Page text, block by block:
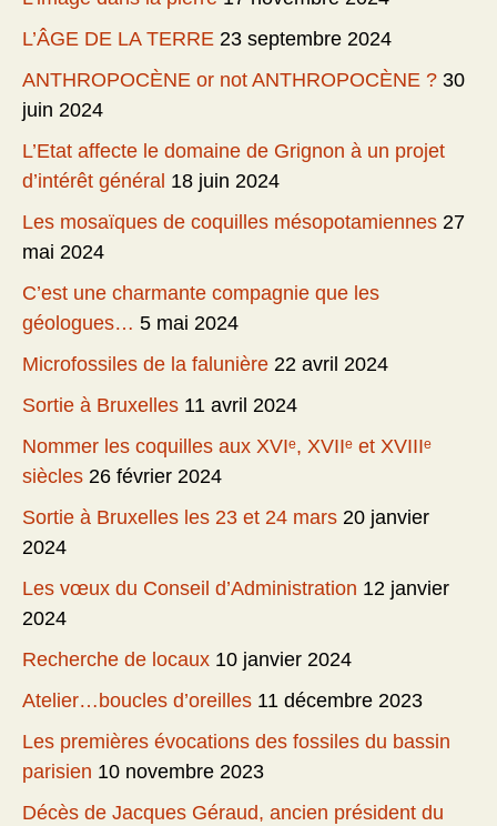
L’ÂGE DE LA TERRE 23 septembre 2024
ANTHROPOCÈNE or not ANTHROPOCÈNE ? 30
juin 2024
L’Etat affecte le domaine de Grignon à un projet
d’intérêt général 18 juin 2024
Les mosaïques de coquilles mésopotamiennes 27
mai 2024
C’est une charmante compagnie que les
géologues… 5 mai 2024
Microfossiles de la falunière 22 avril 2024
Sortie à Bruxelles 11 avril 2024
Nommer les coquilles aux XVIᵉ, XVIIᵉ et XVIIIᵉ
siècles 26 février 2024
Sortie à Bruxelles les 23 et 24 mars 20 janvier
2024
Les vœux du Conseil d’Administration 12 janvier
2024
Recherche de locaux 10 janvier 2024
Atelier…boucles d’oreilles 11 décembre 2023
Les premières évocations des fossiles du bassin
parisien 10 novembre 2023
Décès de Jacques Géraud, ancien président du